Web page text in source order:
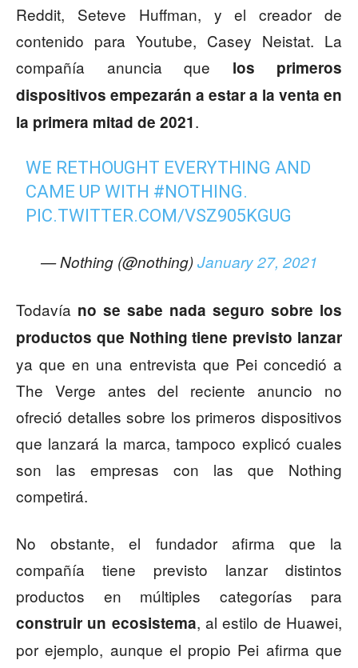
Reddit, Seteve Huffman, y el creador de
contenido para Youtube, Casey Neistat. La
compañía anuncia que los primeros
dispositivos empezarán a estar a la venta en
la primera mitad de 2021.
WE RETHOUGHT EVERYTHING AND
CAME UP WITH #NOTHING.
PIC.TWITTER.COM/VSZ905KGUG
— Nothing (@nothing)January 27, 2021
Todavía no se sabe nada seguro sobre los
productos que Nothing tiene previsto lanzar
ya que en una entrevista que Pei concedió a
The Verge antes del reciente anuncio no
ofreció detalles sobre los primeros dispositivos
que lanzará la marca, tampoco explicó cuales
son las empresas con las que Nothing
competirá.
No obstante, el fundador afirma que la
compañía tiene previsto lanzar distintos
productos en múltiples categorías para
construir un ecosistema, al estilo de Huawei,
por ejemplo, aunque el propio Pei afirma que